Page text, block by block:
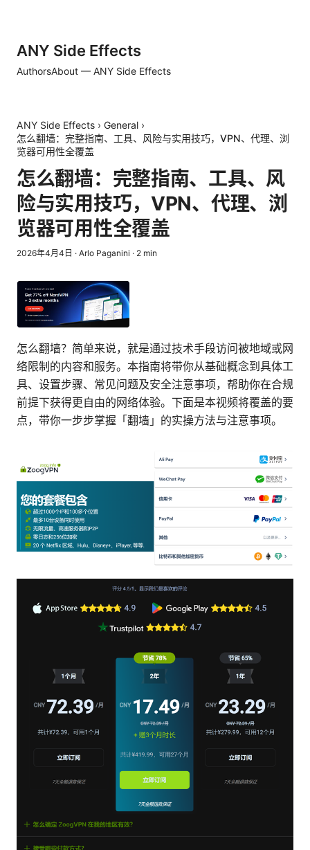
ANY Side Effects
AuthorsAbout — ANY Side Effects
ANY Side Effects › General ›
怎么翻墙：完整指南、工具、风险与实用技巧，VPN、代理、浏
览器可用性全覆盖
怎么翻墙：完整指南、工具、风
险与实用技巧，VPN、代理、浏
览器可用性全覆盖
2026年4月4日 · Arlo Paganini · 2 min
怎么翻墙？简单来说，就是通过技术手段访问被地域或网
络限制的内容和服务。本指南将带你从基础概念到具体工
具、设置步骤、常见问题及安全注意事项，帮助你在合规
前提下获得更自由的网络体验。下面是本视频将覆盖的要
点，带你一步步掌握「翻墙」的实操方法与注意事项。